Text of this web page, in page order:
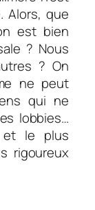
Alors, que
est bien
? Nous
? On
ne peut
qui ne
lobbies…
et le plus
rigoureux